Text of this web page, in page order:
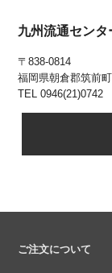
九州流通センタ
〒838-0814
福岡県朝倉郡筑前
TEL 0946(21)0742
ご注文について